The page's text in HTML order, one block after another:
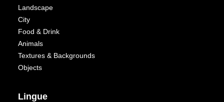
Landscape
City
Food & Drink
Animals
Textures & Backgrounds
Objects
Lingue